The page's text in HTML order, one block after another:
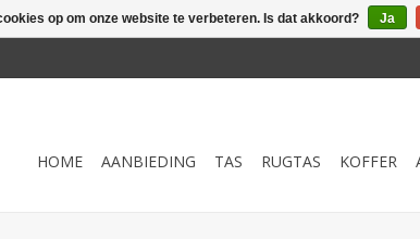
HOME AANBIEDING TAS RUGTAS KOFFER
op om onze website te verbeteren. Is dat akkoord? Ja